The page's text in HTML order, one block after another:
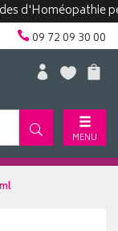
09 72 09 30 00
MENU